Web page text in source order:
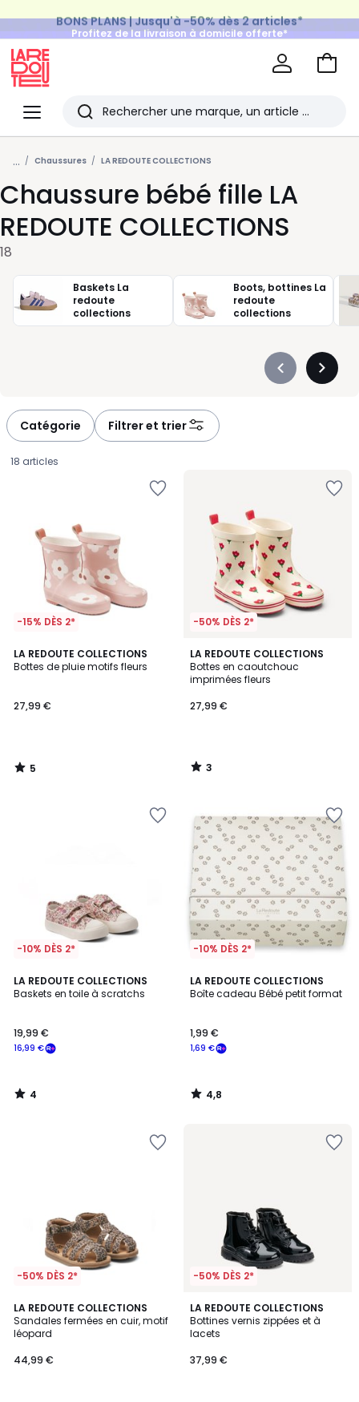
Profitez de la livraison à domicile offerte*
sur tous vos achats Mode & Maison
Menu
Redoute
Rechercher
Les
derniers
articles
consultés
Aller
... Chaussures LA REDOUTE COLLECTIONS
Chaussure bébé fille LA
REDOUTE COLLECTIONS
18
Baskets La
redoute
collections
Boots, bottines La
redoute
collections
Précédent
Catégorie Filtrer et trier
18 articles
-15% DÈS 2*
LA REDOUTE COLLECTIONS
Bottes de pluie motifs fleurs
€.
27,99 €
5
/
5
/
-50% DÈS 2*
LA REDOUTE COLLECTIONS
Bottes en caoutchouc
imprimées fleurs
27,99 €
3
/
5
3
/
-10% DÈS 2*
LA REDOUTE COLLECTIONS
Baskets en toile à scratchs
16,99 €
19,99 €
4
/
4
/
-10% DÈS 2*
LA REDOUTE COLLECTIONS
Boîte cadeau Bébé petit format
1,69 €
1,99 €
4,8
/ 5
4,8
/
-50% DÈS 2*
LA REDOUTE COLLECTIONS
Sandales fermées en cuir, motif
léopard
44,99 €
-50% DÈS 2*
LA REDOUTE COLLECTIONS
Bottines vernis zippées et à
lacets
37,99 €